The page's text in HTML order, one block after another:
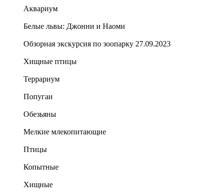
Аквариум
Белые львы: Джонни и Наоми
Обзорная экскурсия по зоопарку 27.09.2023
Хищные птицы
Террариум
Попугаи
Обезьяны
Мелкие млекопитающие
Птицы
Копытные
Хищные